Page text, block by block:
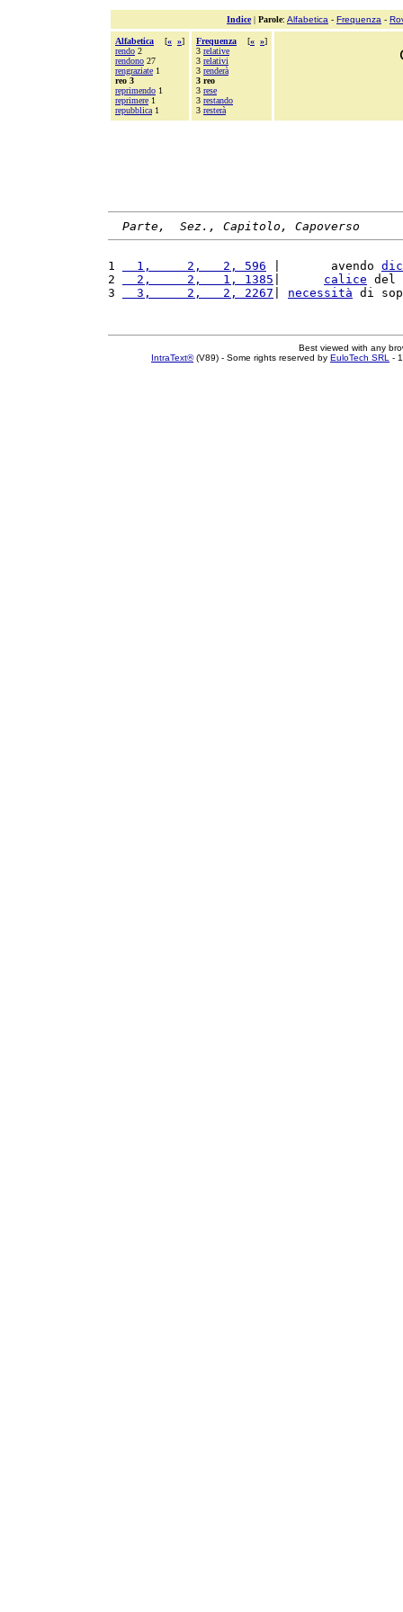
Indice| Parole: Alfabetica - Frequenza -
Alfabetica [« »]
rendo 2
rendono 27
rengraziate 1
reo 3
reprimendo 1
reprimere 1
repubblica 1
Frequenza [« »]
3 relative
3 relativi
3 renderà
3 reo
3 rese
3 restando
3 resterà
Parte,  Sez., Capitolo, Capoverso
1
  1,     2,   2, 596
|       avendo
2
  2,     2,   1, 1385
calice del
3
  3,     2,   2, 2267
necessità di
Best viewed with any
IntraText®(V89) - Some rights reserved by EuloTech SRL -